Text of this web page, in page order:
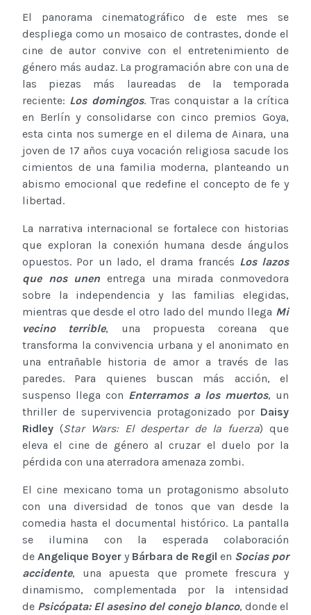
El panorama cinematográfico de este mes se
despliega como un mosaico de contrastes, donde el
cine de autor convive con el entretenimiento de
género más audaz. La programación abre con una de
las piezas más laureadas de la temporada
reciente: Los domingos. Tras conquistar a la crítica
en Berlín y consolidarse con cinco premios Goya,
esta cinta nos sumerge en el dilema de Ainara, una
joven de 17 años cuya vocación religiosa sacude los
cimientos de una familia moderna, planteando un
abismo emocional que redefine el concepto de fe y
libertad.
La narrativa internacional se fortalece con historias
que exploran la conexión humana desde ángulos
opuestos. Por un lado, el drama francés Los lazos
que nos unen entrega una mirada conmovedora
sobre la independencia y las familias elegidas,
mientras que desde el otro lado del mundo llega Mi
vecino terrible, una propuesta coreana que
transforma la convivencia urbana y el anonimato en
una entrañable historia de amor a través de las
paredes. Para quienes buscan más acción, el
suspenso llega con Enterramos a los muertos, un
thriller de supervivencia protagonizado por Daisy
Ridley (Star Wars: El despertar de la fuerza) que
eleva el cine de género al cruzar el duelo por la
pérdida con una aterradora amenaza zombi.
El cine mexicano toma un protagonismo absoluto
con una diversidad de tonos que van desde la
comedia hasta el documental histórico. La pantalla
se ilumina con la esperada colaboración
de Angelique Boyer y Bárbara de Regil en Socias por
accidente, una apuesta que promete frescura y
dinamismo, complementada por la intensidad
de Psicópata: El asesino del conejo blanco, donde el